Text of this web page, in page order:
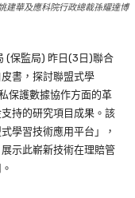
建華及應科院行政總裁孫耀達博
(保監局) 昨日(3日)聯合
書，探討聯盟式學
保護數據協作方面的革
持的研究項目成果。該
學習技術應用平台」，
示此嶄新技術在理賠管